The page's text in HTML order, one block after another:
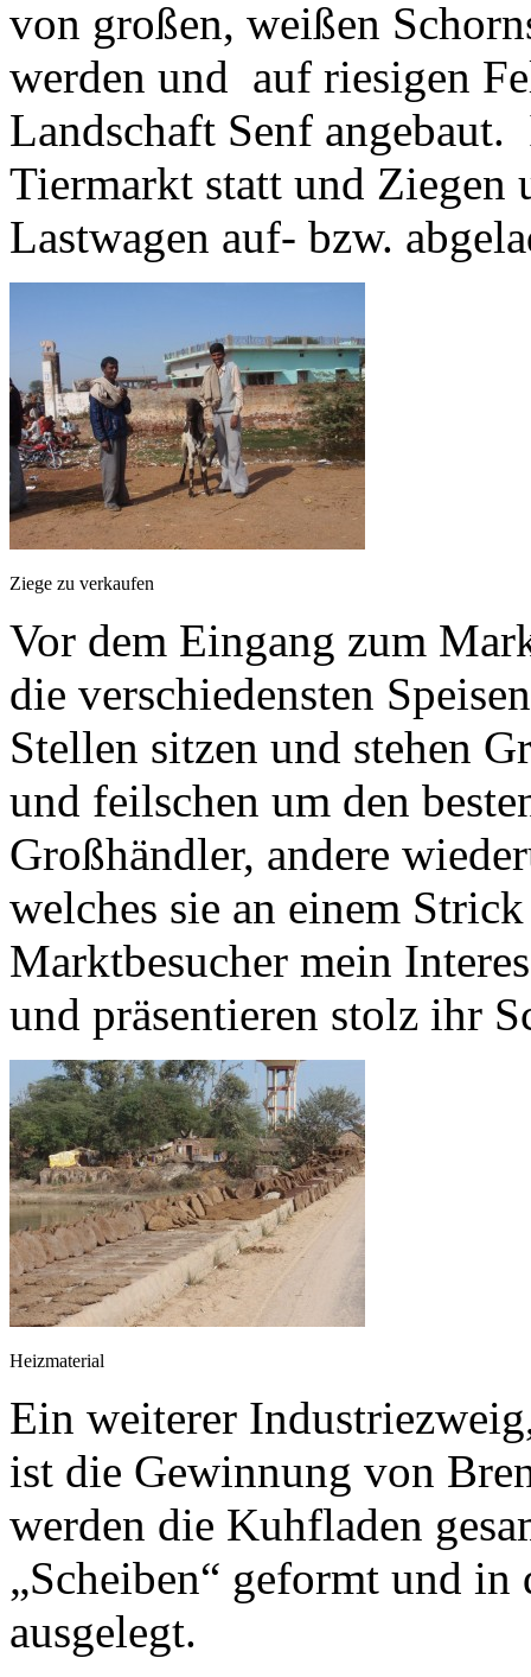
von großen, weißen
werden und auf riesigen
Landschaft Senf
Tiermarkt statt und Ziegen
Lastwagen auf- bzw.
Ziege zu verkaufen
Vor dem Eingang zum
die verschiedensten
Stellen sitzen und stehen
und feilschen um den
Großhändler, andere
welches sie an einem
Marktbesucher mein
und präsentieren stolz ihr
Heizmaterial
Ein weiterer
ist die Gewinnung von
werden die Kuhfladen
„Scheiben“ geformt und
ausgelegt.